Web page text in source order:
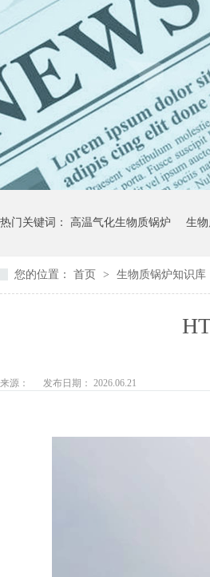
热门关键词： 高温气化生物质锅炉 生
您的位置： 首页 > 生物质锅炉知识库
来源： 发布日期： 2026.06.21